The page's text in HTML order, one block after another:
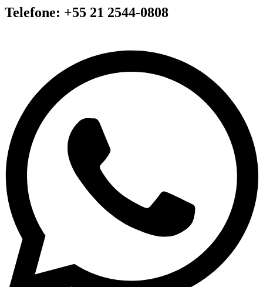
Telefone: +55 21 2544-0808